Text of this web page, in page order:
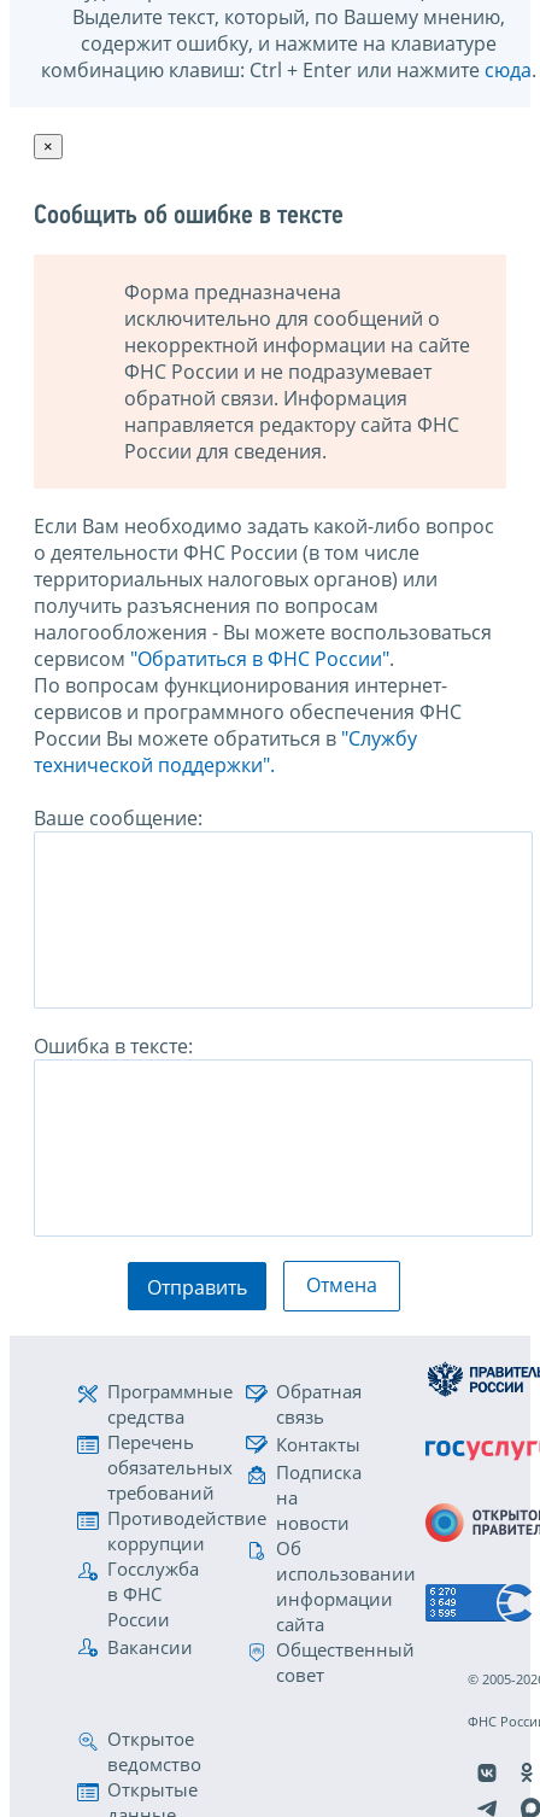
Выделите текст, который, по Вашему мнению,
содержит ошибку, и нажмите на клавиатуре
комбинацию клавиш: Ctrl + Enter или нажмите сюда.
×
Сообщить об ошибке в тексте
Форма предназначена
исключительно для сообщений о
некорректной информации на сайте
ФНС России и не подразумевает
обратной связи. Информация
направляется редактору сайта ФНС
России для сведения.
Если Вам необходимо задать какой-либо вопрос
о деятельности ФНС России (в том числе
территориальных налоговых органов) или
получить разъяснения по вопросам
налогообложения - Вы можете воспользоваться
сервисом "Обратиться в ФНС России".
По вопросам функционирования интернет-
сервисов и программного обеспечения ФНС
России Вы можете обратиться в "Службу
технической поддержки".
Ваше сообщение:
Ошибка в тексте:
Отправить Отмена
Программные
средства
Перечень
обязательных
требований
Противодействие
коррупции
Госслужба
в ФНС
России
Вакансии
Обратная
связь
Контакты
Подписка
на
новости
Об
использовании
информации
сайта
Общественный
совет
Открытое
ведомство
Открытые
© 2005-
ФНС